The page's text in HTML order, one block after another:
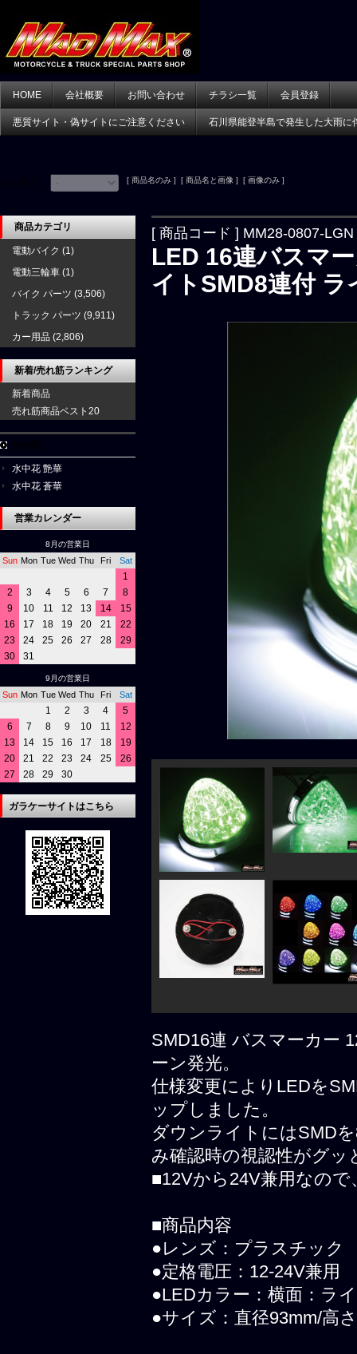
HOME 会社概要 お問い合わせ チラシ一覧 会員登録
悪質サイト・偽サイトにご注意ください 石川県能登半島で発生した大雨に
[ 商品名のみ ] [ 商品名と画像 ] [ 画像のみ ]
[ 商品コード ] MM28-0807-LGN
LED 16連バスマ
イトSMD8連付 ラ
SMD16連 バスマーカー
ーン発光。
仕様変更によりLEDを
ップしました。
ダウンライトにはSMD
み確認時の視認性がグッ
■12Vから24V兼用なの
■商品内容
●レンズ：プラスチック
●定格電圧：12-24V兼用
●LEDカラー：横面：ラ
●サイズ：直径93mm/高
商品カテゴリ
電動バイク (1)
電動三輪車 (1)
バイク パーツ (3,506)
トラック パーツ (9,911)
カー用品 (2,806)
新着/売れ筋ランキング
新着商品
売れ筋商品ベスト20
水中花 艶華
水中花 蒼華
営業カレンダー
8月の営業日
Sun Mon Tue Wed Thu Fri Sat
1
2
3 4 5 6 7
8
9
10 11 12 13 14
15
16
17 18 19 20 21
22
23
24 25 26 27 28
29
30
31
9月の営業日
Sun Mon Tue Wed Thu Fri Sat
1 2 3 4
5
6
7 8 9 10 11
12
13
14 15 16 17 18
19
20
21 22 23 24 25
26
27
28 29 30
ガラケーサイトはこちら